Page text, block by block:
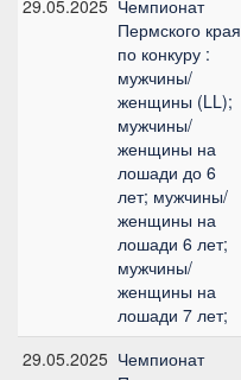
29.05.2025 Чемпионат
Пермского края
по конкуру :
мужчины/
женщины (LL);
мужчины/
женщины на
лошади до 6
лет; мужчины/
женщины на
лошади 6 лет;
мужчины/
женщины на
лошади 7 лет;
29.05.2025 Чемпионат